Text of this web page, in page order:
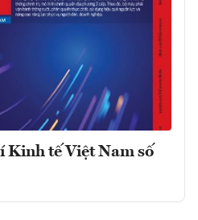
Kinh tế Việt Nam số